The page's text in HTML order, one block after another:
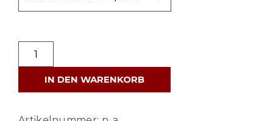
LANG
YARNS
Menge
IN DEN WARENKORB